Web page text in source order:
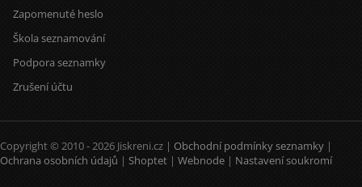
Zapomenuté heslo
Škola seznamování
Podpora seznamky
Zrušení účtu
Copyright © 2010 - 2026 Jiskreni.cz | Obchodní podmínky seznamky |
Ochrana osobních údajů | Shoptet | Webnode | Nastavení soukromí